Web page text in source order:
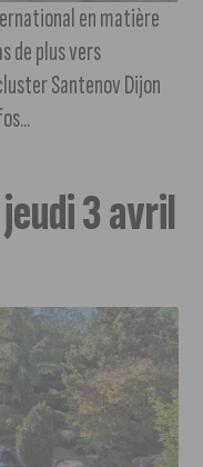
en matière
de plus vers
Santenov Dijon
3 avril